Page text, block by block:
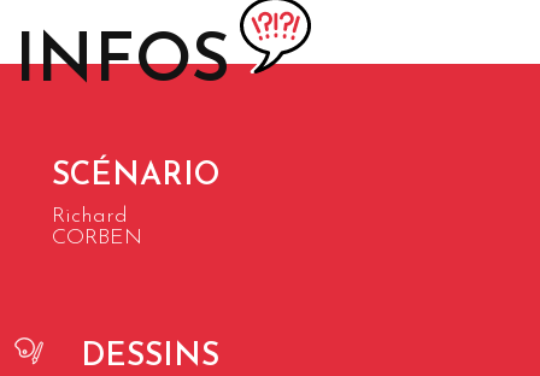
INFOS
SCÉNARIO
Richard
CORBEN
DESSINS